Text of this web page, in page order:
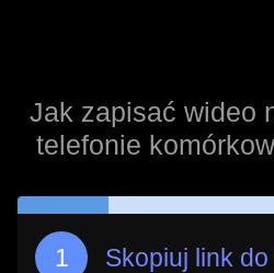
Jak zapisać wideo
telefonie
Skopiuj link do